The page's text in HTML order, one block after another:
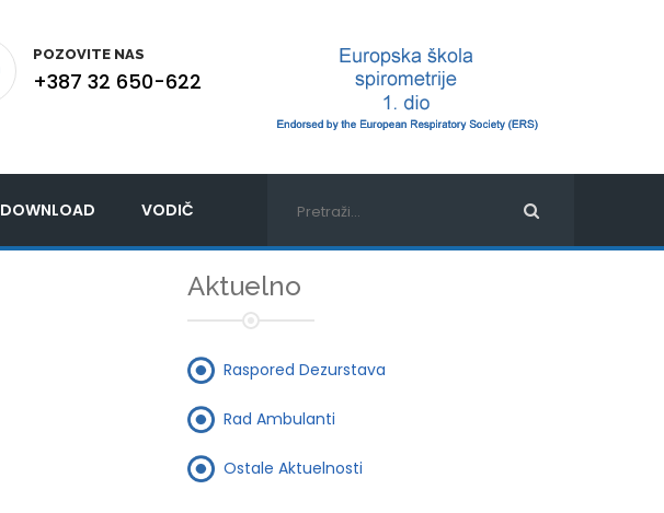
POZOVITE NAS
+387 32 650-622
DOWNLOAD VODIČ
Aktuelno
Raspored Dezurstava
Rad Ambulanti
Ostale Aktuelnosti